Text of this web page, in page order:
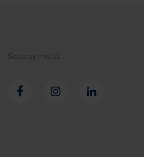
Seuraa meitä: